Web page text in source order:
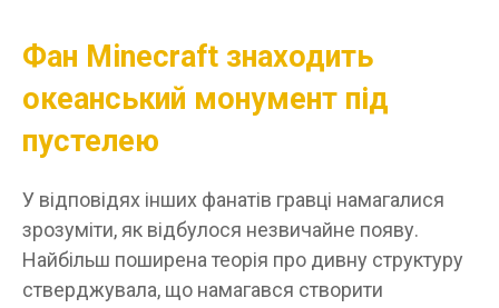
Фан Minecraft знаходить
океанський монумент під
пустелею
У відповідях інших фанатів гравці намагалися
зрозуміти, як відбулося незвичайне появу.
Найбільш поширена теорія про дивну структуру
стверджувала, що намагався створити